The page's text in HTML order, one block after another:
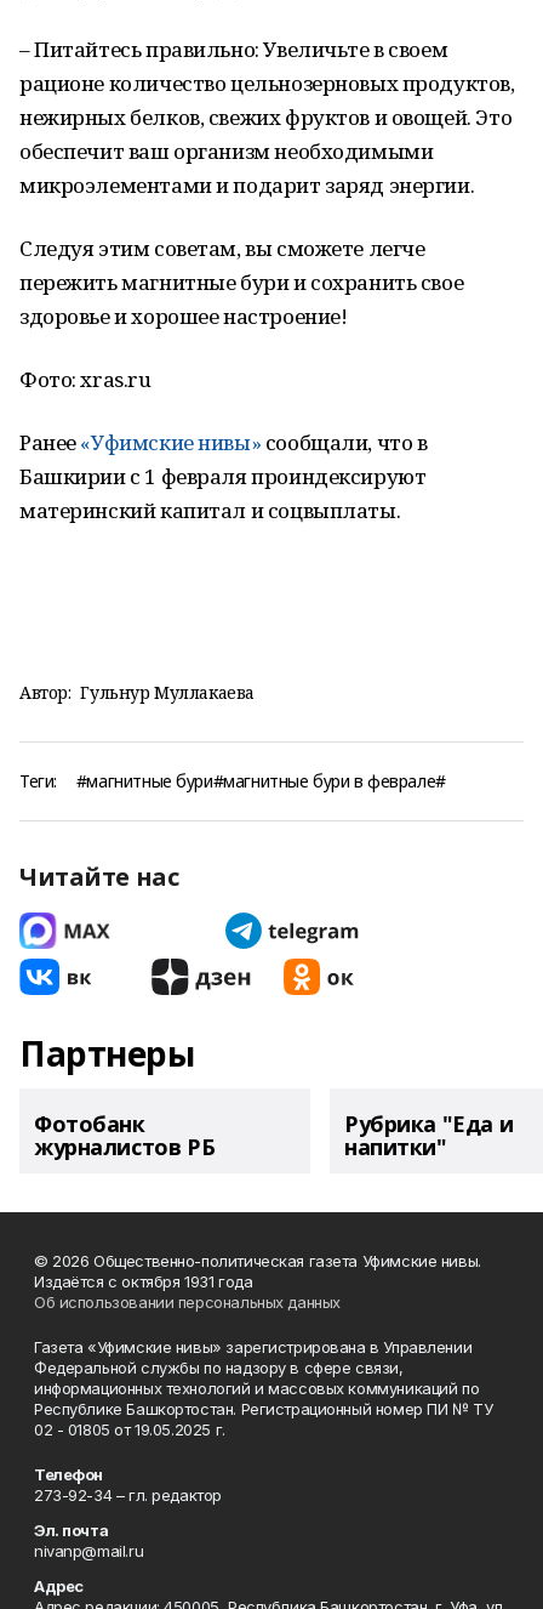
– Питайтесь правильно: Увеличьте в своем
рационе количество цельнозерновых продуктов,
нежирных белков, свежих фруктов и овощей. Это
обеспечит ваш организм необходимыми
микроэлементами и подарит заряд энергии.
Следуя этим советам, вы сможете легче
пережить магнитные бури и сохранить свое
здоровье и хорошее настроение!
Фото: xras.ru
Ранее«Уфимские нивы» сообщали, что в
Башкирии с 1 февраля проиндексируют
материнский капитал и соцвыплаты.
Автор: Гульнур Муллакаева
Теги: #магнитные бури#магнитные бури в феврале#
Читайте нас
Партнеры
Фотобанк
журналистов РБ
Рубрика "Еда и
напитки"
© 2026 Общественно-политическая газета Уфимские нивы.
Издаётся с октября 1931 года
Об использовании персональных данных
Газета «Уфимские нивы» зарегистрирована в Управлении
Федеральной службы по надзору в сфере связи,
информационных технологий и массовых коммуникаций по
Республике Башкортостан. Регистрационный номер ПИ № ТУ
02 - 01805 от 19.05.2025 г.
Телефон
273-92-34 – гл. редактор
Эл. почта
nivanp@mail.ru
Адрес